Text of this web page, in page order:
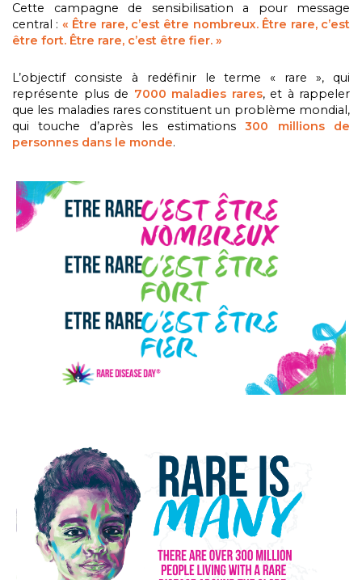
Cette campagne de sensibilisation a pour message
central : « Être rare, c’est être nombreux. Être rare, c’est
être fort. Être rare, c’est être fier. »
L’objectif consiste à redéfinir le terme « rare », qui
représente plus de 7000 maladies rares, et à rappeler
que les maladies rares constituent un problème mondial,
qui touche d’après les estimations300 millions de
personnes dans le monde.